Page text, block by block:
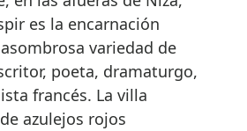
es la encarnación
variedad de
poeta, dramaturgo,
francés. La villa
azulejos rojos